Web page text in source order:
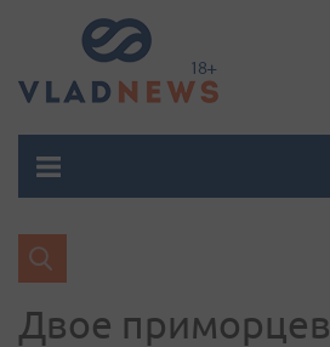
Двое приморцев